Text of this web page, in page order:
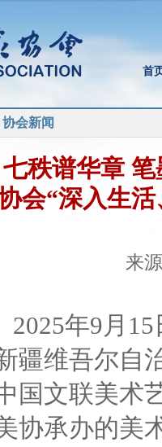
首
协会新闻
七秩谱华章
会“深入生
来
2025年9月
疆维吾尔自
国文联美术
协承办的美